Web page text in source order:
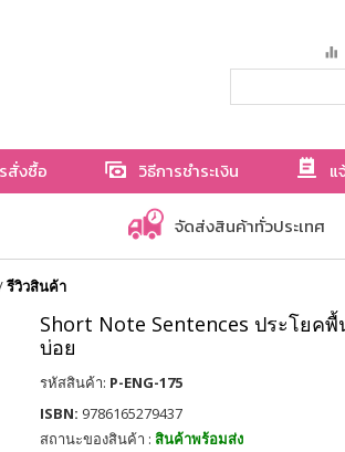
สั่งซื้อ วิธีการชำระเงิน แ
จัดส่งสินค้าทั่วประเทศ
รีวิวสินค้า
Short Note Sentences ประโยค
บ่อย
รหัสสินค้า: P-ENG-175
ISBN: 9786165279437
สถานะของสินค้า : สินค้าพร้อมส่ง